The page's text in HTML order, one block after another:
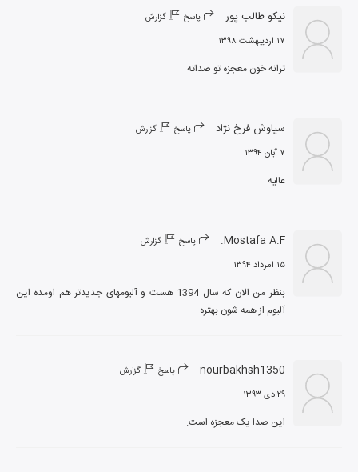
نیکو طالب پور پاسخ گزارش
۱۷ اردیبهشت ۱۳۹۸
ترانه خون معجزه تو صداته
سیاوش فرخ نژاد پاسخ گزارش
۷ آبان ۱۳۹۴
عالیه
Mostafa A.F. پاسخ گزارش
۱۵ امرداد ۱۳۹۴
آلبوم از همه شون بهتره
nourbakhsh1350 پاسخ گزارش
۲۹ دی ۱۳۹۳
این صدا یک معجزه است.